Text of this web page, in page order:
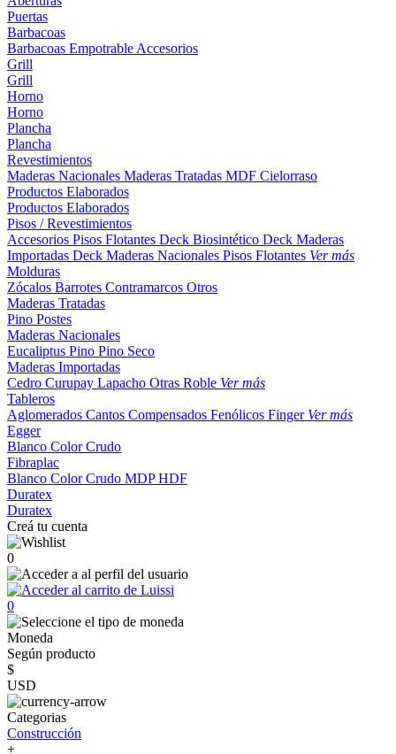
Puertas
Barbacoas
Barbacoas Empotrable Accesorios
Grill
Grill
Horno
Horno
Plancha
Plancha
Revestimientos
Maderas Nacionales Maderas Tratadas MDF Cielorraso
Productos Elaborados
Productos Elaborados
Pisos / Revestimientos
Accesorios Pisos Flotantes Deck Biosintético Deck Maderas
Importadas Deck Maderas Nacionales Pisos Flotantes Ver más
Molduras
Zócalos Barrotes Contramarcos Otros
Maderas Tratadas
Pino Postes
Maderas Nacionales
Eucaliptus Pino Pino Seco
Maderas Importadas
Cedro Curupay Lapacho Otras Roble Ver más
Tableros
Aglomerados Cantos Compensados Fenólicos Finger Ver más
Egger
Blanco ColorCrudo
Fibraplac
Blanco ColorCrudo MDPHDF
Duratex
Duratex
Creá tu cuenta
0
0
Moneda
Según producto
$
USD
Categorias
Construcción
+